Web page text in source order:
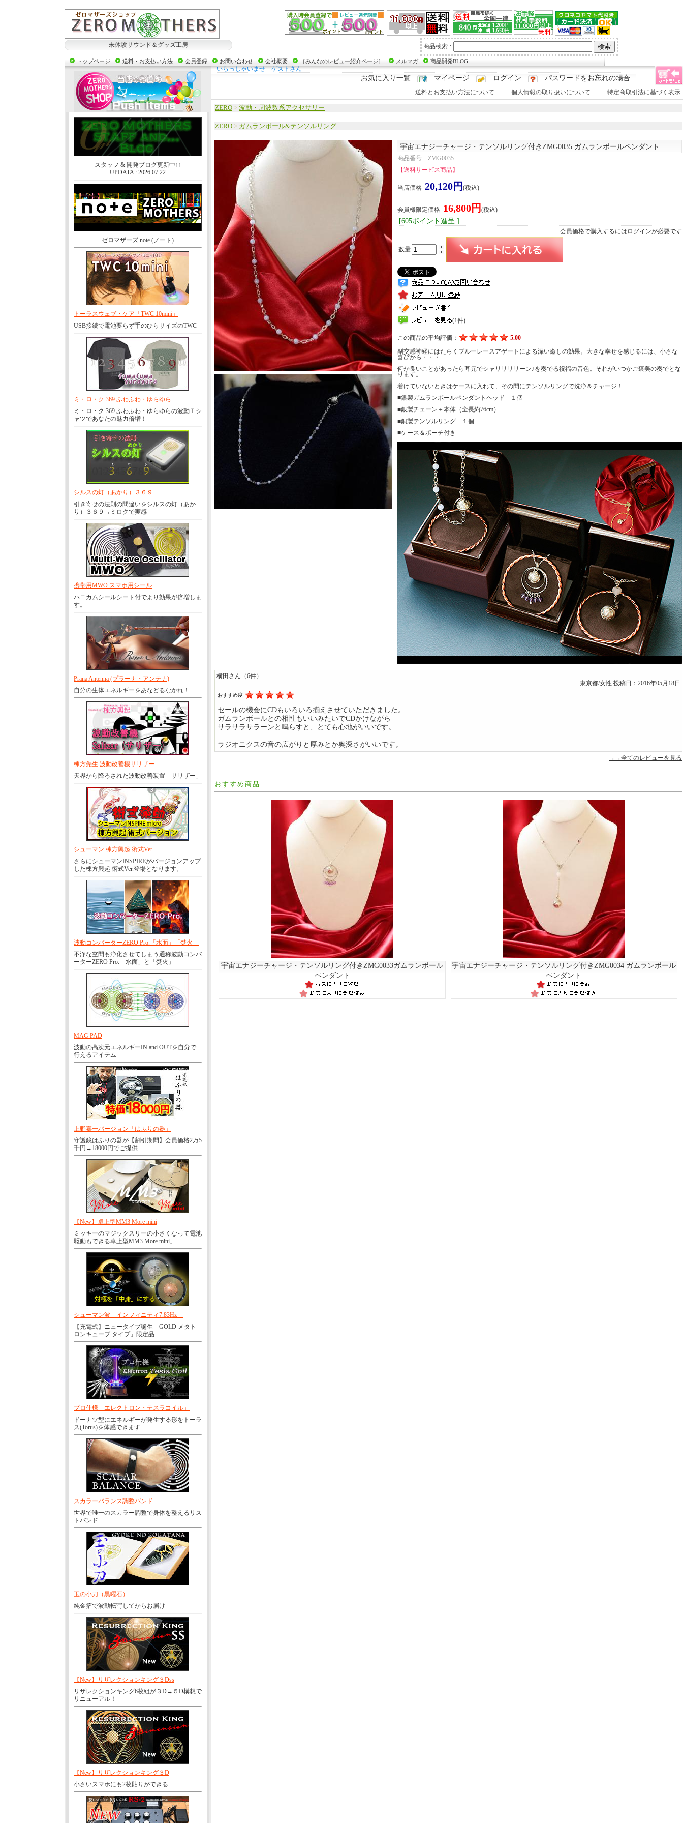
未体験サウンド＆グッズ工房 商品検索 :
トップページ 送料・お支払い方法 会員登録 お問い合わせ 会社概要 ［みんなのレビュー紹介ページ］ メルマガ 商品開発BLOG
スタッフ & 開発ブログ更新中↑↑
UPDATA : 2026.07.22
ゼロマザーズ note (ノート)
トーラスウェブ・ケア「TWC 10mini」
USB接続で電池要らず手のひらサイズのTWC
ミ・ロ・ク 369 ふわふわ・ゆらゆら
ミ・ロ・ク 369 ふわふわ・ゆらゆらの波動Ｔシ
ャツであなたの魅力倍増！
シルスの灯（あかり）３６９
引き寄せの法則の間違いをシルスの灯（あか
り）３６９→ミロクで実感
携帯用MWO スマホ用シール
ハニカムシールシート付でより効果が倍増しま
す。
Prana Antenna (プラーナ・アンテナ)
自分の生体エネルギーをあなどるなかれ！
棟方先生 波動改善機サリザー
天界から降ろされた波動改善装置「サリザー」
シューマン 棟方興起 術式Ver.
さらにシューマンINSPIREがバージョンアップ
した棟方興起 術式Ver.登場となります。
波動コンバーターZERO Pro.「水面」「焚火」
不浄な空間も浄化させてしまう通称波動コンバ
ーターZERO Pro.「水面」と「焚火」
MAG PAD
波動の高次元エネルギーIN and OUTを自分で
行えるアイテム
上野嘉一バージョン「はふりの器」
守護鏡はふりの器が【割引期間】会員価格2万5
千円→18000円でご提供
【New】卓上型MM3 More mini
ミッキーのマジックスリーの小さくなって電池
駆動もできる卓上型MM3 More mini」
シューマン波「インフィニティ7.83Hz」
【充電式】ニュータイプ誕生「GOLD メタト
ロンキューブ タイプ」限定品
プロ仕様「エレクトロン・テスラコイル」
ドーナツ型にエネルギーが発生する形をトーラ
ス(Torus)を体感できます
スカラーバランス調整バンド
世界で唯一のスカラー調整で身体を整えるリス
トバンド
玉の小刀（黒曜石）
純金箔で波動転写してからお届け
【New】リザレクションキング３Dss
リザレクションキング6枚組が３D→５D構想で
リニューアル！
【New】リザレクションキング３D
小さいスマホにも2枚貼りができる
いらっしゃいませ ゲストさん
お気に入り一覧 マイページ ログイン パスワードをお忘れの場合
送料とお支払い方法について 個人情報の取り扱いについて 特定商取引法に基づく表示
ZERO > 波動・周波数系アクセサリー
ZERO > ガムランボール&テンソルリング
宇宙エナジーチャージ・テンソルリング付き ZMG0035 ガムランボールペンダント
商品番号 ZMG0035
【送料サービス商品】
当店価格 20,120円 (税込)
会員様限定価格 16,800円 (税込)
[605ポイント進呈 ]
会員価格で購入するにはログインが必要です
数量
(1件)
この商品の平均評価：
5.00
副交感神経にはたらくブルーレースアゲートによる深い癒しの効果。大きな幸せを感じるには、小さな
喜びから・・・
何か良いことがあったら耳元でシャリリリリーン♪を奏でる祝福の音色。それがいつかご褒美の奏でとな
ります。
着けていないときはケースに入れて、その間にテンソルリングで洗浄＆チャージ！
■銀製ガムランボールペンダントヘッド １個
■銀製チェーン＋本体（全長約76cm）
■銅製テンソルリング １個
■ケース＆ポーチ付き
横田さん（6件）
東京都/女性 投稿日：2016年05月18日
おすすめ度
セールの機会にCDもいろいろ揃えさせていただきました。
ガムランボールとの相性もいいみたいでCDかけながら
サラサラサラーンと鳴らすと、とても心地がいいです。
ラジオニクスの音の広がりと厚みとか奥深さがいいです。
→→全てのレビューを見る
おすすめ商品
宇宙エナジーチャージ・テンソルリング付きZMG0033ガムランボール
ペンダント
宇宙エナジーチャージ・テンソルリング付き ZMG0034 ガムランボール
ペンダント